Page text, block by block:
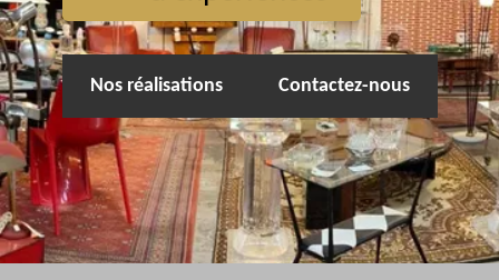
Nos réalisations Contactez-nous